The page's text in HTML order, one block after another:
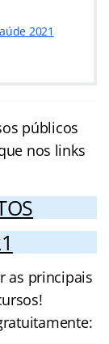
2021
públicos
nos links
as principais